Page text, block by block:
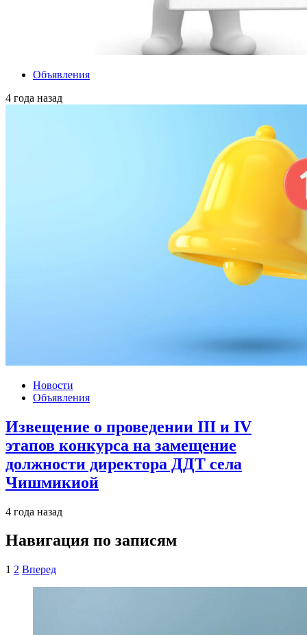
Объявления
4 года назад
Новости
Объявления
Извещение о проведении III и IV
этапов конкурса на замещение
должности директора ДДТ села
Чишмикиой
4 года назад
Навигация по записям
1 2 Вперед